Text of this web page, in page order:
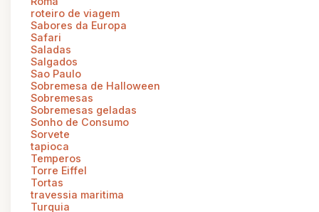
roteiro de viagem
Sabores da Europa
Safari
Saladas
Salgados
Sao Paulo
Sobremesa de Halloween
Sobremesas
Sobremesas geladas
Sonho de Consumo
Sorvete
tapioca
Temperos
Torre Eiffel
Tortas
travessia maritima
Turquia